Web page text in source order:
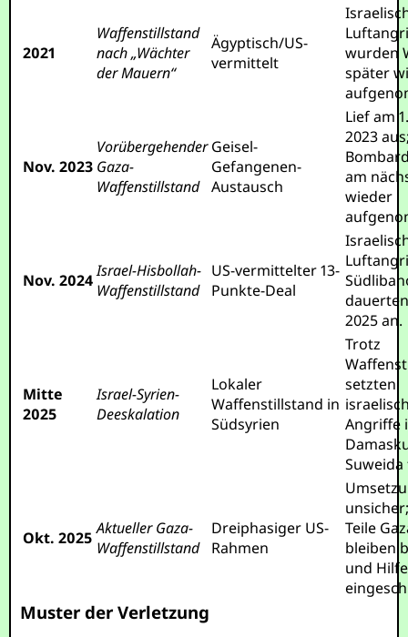
2021
Waffenstillstand
nach „Wächter
der Mauern“
Ägyptisch/US-
vermittelt
wurden
später
Nov. 2023
Vorübergehender
Gaza-
Waffenstillstand
Geisel-
Gefangenen-
Austausch
Lief am
2023
am
wieder
Nov. 2024 Israel-Hisbollah-
Waffenstillstand
US-vermittelter 13-
Punkte-Deal
2025 an.
Mitte
2025
Israel-Syrien-
Deeskalation
Lokaler
Waffenstillstand in
Südsyrien
Trotz
setzten
Angriffe
Okt. 2025 Aktueller Gaza-
Waffenstillstand
Dreiphasiger US-
Rahmen
Teile
bleiben
und Hilfe
Muster der Verletzung